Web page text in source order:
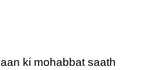
ki mohabbat saath